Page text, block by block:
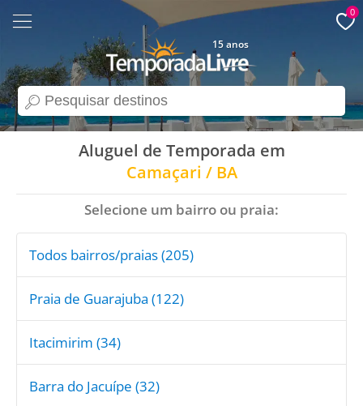
search
15 anos
0
Aluguel de Temporada em
Camaçari / BA
Selecione um bairro ou praia:
Todos bairros/praias (205)
Praia de Guarajuba (122)
Itacimirim (34)
Barra do Jacuípe (32)